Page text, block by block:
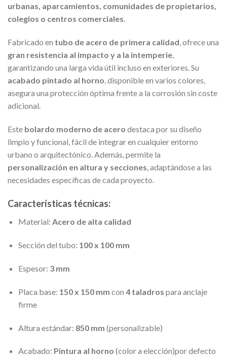
urbanas, aparcamientos, comunidades de propietarios,
colegios o centros comerciales.
Fabricado en tubo de acero de primera calidad , ofrece una
gran resistencia al impacto y a la intemperie
garantizando una larga vida útil incluso en exteriores. Su
acabado pintado al horno , disponible en varios colores,
asegura una protección óptima frente a la corrosión sin coste
adicional.
Este bolardo moderno de acero destaca por su diseño
limpio y funcional, fácil de integrar en cualquier entorno
urbano o arquitectónico. Además, permite la
personalización en altura y secciones , adaptándose a las
necesidades específicas de cada proyecto.
Características técnicas:
Material: Acero de alta calidad
Sección del tubo: 100 x 100 mm
Espesor: 3 mm
Placa base: 150 x 150 mm con 4 taladros para anclaje
firme
Altura estándar: 850 mm (personalizable)
Acabado: Pintura al horno (color a elección)por defecto